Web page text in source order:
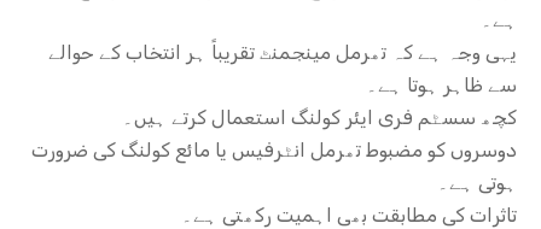
ہے۔
یہی وجہ ہے کہ تھرمل مینجمنٹ تقریباً ہر انتخاب کے حوالے
سے ظاہر ہوتا ہے۔
کچھ سسٹم فری ایئر کولنگ استعمال کرتے ہیں۔
دوسروں کو مضبوط تھرمل انٹرفیس یا مائع کولنگ کی ضرورت
ہوتی ہے۔
تاثرات کی مطابقت بھی اہمیت رکھتی ہے۔